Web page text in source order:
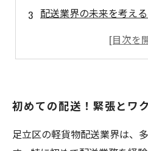
配送業界の未来を考え
軽貨物配送業界での成功
初めての配送！緊張とワ
足立区の軽貨物配送業界は、